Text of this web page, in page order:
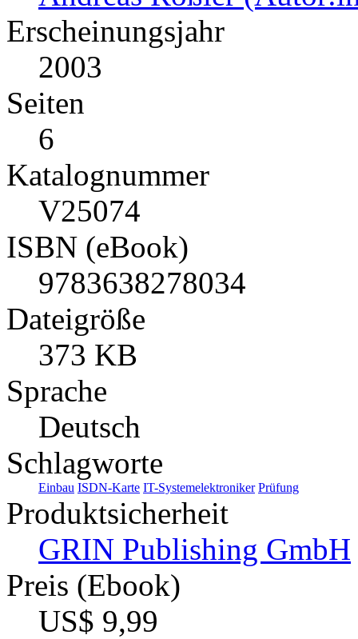
Erscheinungsjahr
2003
Seiten
6
Katalognummer
V25074
ISBN (eBook)
9783638278034
Dateigröße
373 KB
Sprache
Deutsch
Schlagworte
Einbau ISDN-Karte IT-Systemelektroniker Prüfung
Produktsicherheit
GRIN Publishing GmbH
Preis (Ebook)
US$ 9,99